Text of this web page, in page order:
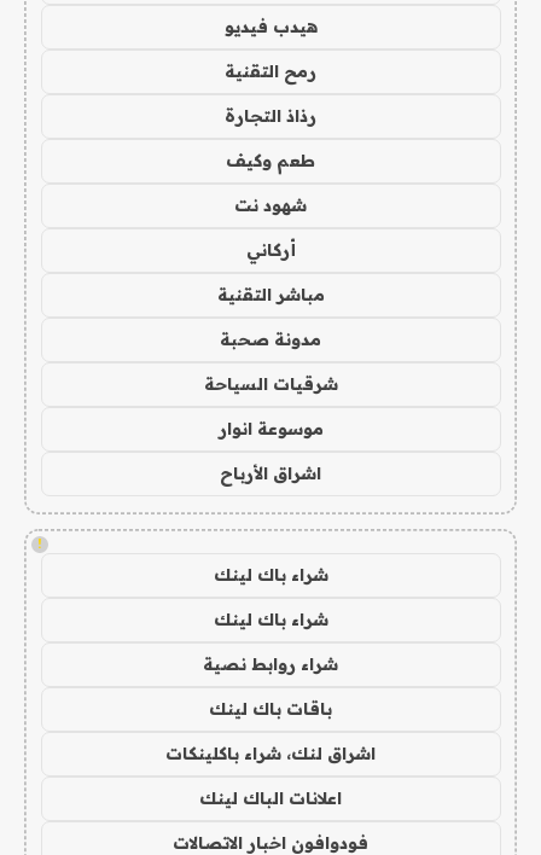
هيدب فيديو
رمح التقنية
رذاذ التجارة
طعم وكيف
شهود نت
أركاني
مباشر التقنية
مدونة صحبة
شرقيات السياحة
موسوعة انوار
اشراق الأرباح
!
شراء باك لينك
شراء باك لينك
شراء روابط نصية
باقات باك لينك
اشراق لنك، شراء باكلينكات
اعلانات الباك لينك
فودوافون اخبار الاتصالات